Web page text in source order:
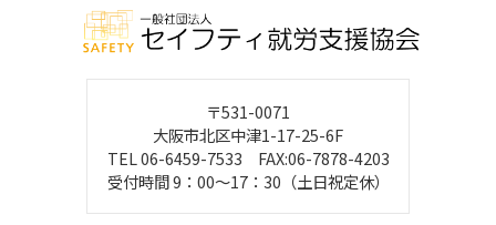
〒531-0071
大阪市北区中津1-17-25-6F
TEL 06-6459-7533 FAX:06-7878-4203
受付時間 9：00～17：30（土日祝定休）